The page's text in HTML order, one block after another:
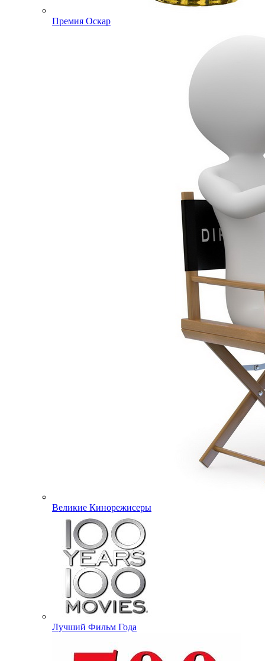
Премия Оскар
Великие Кинорежисеры
Лучший Фильм Года